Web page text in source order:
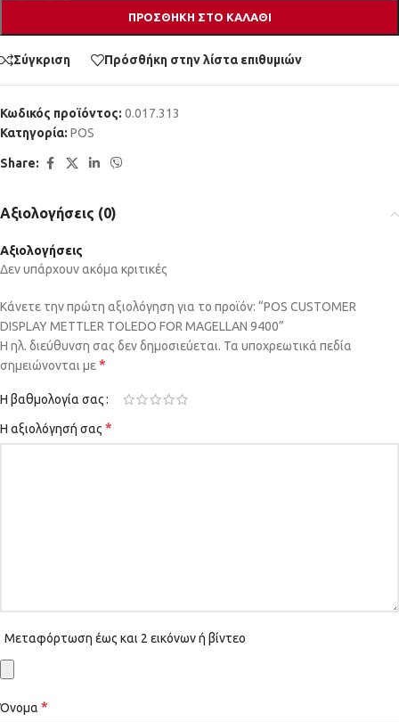
ΠΡΟΣΘΉΚΗ ΣΤΟ ΚΑΛΆΘΙ
Σύγκριση Πρόσθήκη στην λίστα επιθυμιών
Κωδικός προϊόντος: 0.017.313
Κατηγορία: POS
Share:
Αξιολογήσεις (0)
Αξιολογήσεις
Δεν υπάρχουν ακόμα κριτικές
Κάνετε την πρώτη αξιολόγηση για το προϊόν: “POS CUSTOMER
DISPLAY METTLER TOLEDO FOR MAGELLAN 9400”
Η ηλ. διεύθυνση σας δεν δημοσιεύεται. Τα υποχρεωτικά πεδία
σημειώνονται με*
Η βαθμολογία σας
Η αξιολόγησή σας *
Μεταφόρτωση έως και 2 εικόνων ή βίντεο
Όνομα *